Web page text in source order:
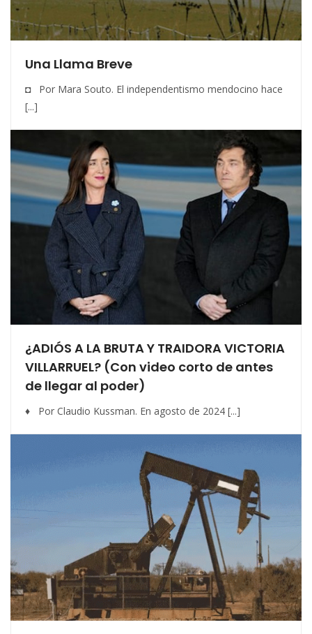
Una Llama Breve
◘ Por Mara Souto. El independentismo mendocino hace
[...]
¿ADIÓS A LA BRUTA Y TRAIDORA VICTORIA
VILLARRUEL? (Con video corto de antes
de llegar al poder)
♦ Por Claudio Kussman. En agosto de 2024 [...]